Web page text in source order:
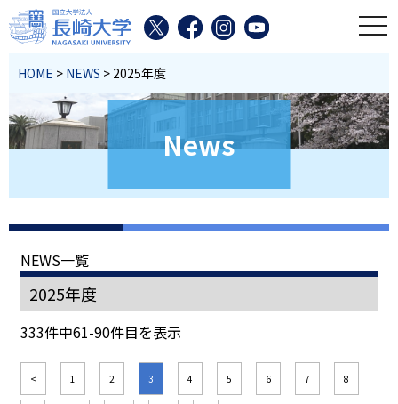
HOME > NEWS > 2025年度
News
NEWS一覧
2025年度
333件中61-90件目を表示
< 1 2 3 4 5 6 7 8